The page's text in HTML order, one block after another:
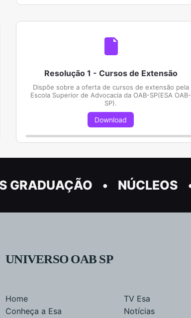
Resolução 1 - Cursos de Extensão
Dispõe sobre a oferta de cursos de extensão pela
Escola Superior de Advocacia da OAB-SP(ESA OAB-
SP).
Download
GRADUAÇÃO NÚCLEOS
UNIVERSO OAB SP
Home
Conheça a Esa
TV Esa
Notícias